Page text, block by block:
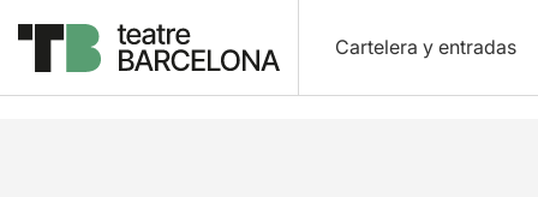
Cartelera y entradas
Descripción Ficha artística Artículos